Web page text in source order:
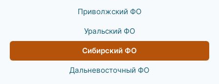
Приволжский ФО
Уральский ФО
Сибирский ФО
Дальневосточный ФО